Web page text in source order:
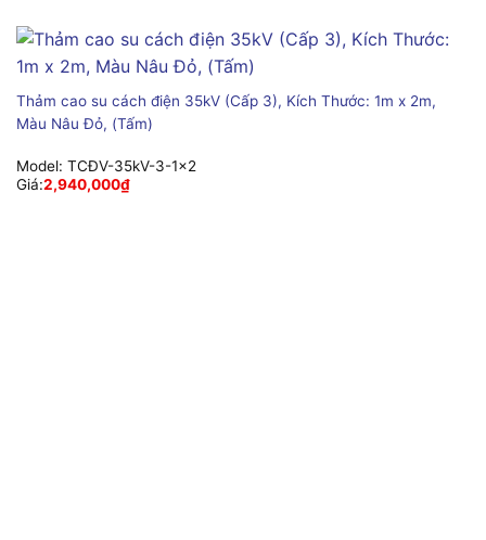
Thảm cao su cách điện 35kV (Cấp 3), Kích Thước: 1m x 2m,
Màu Nâu Đỏ, (Tấm)
Model: TCĐV-35kV-3-1x2
Giá:2,940,000₫